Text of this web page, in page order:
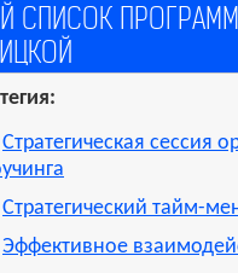
СПИСОК
Стратегическая сессия
Стратегический тайм-
Эффективное